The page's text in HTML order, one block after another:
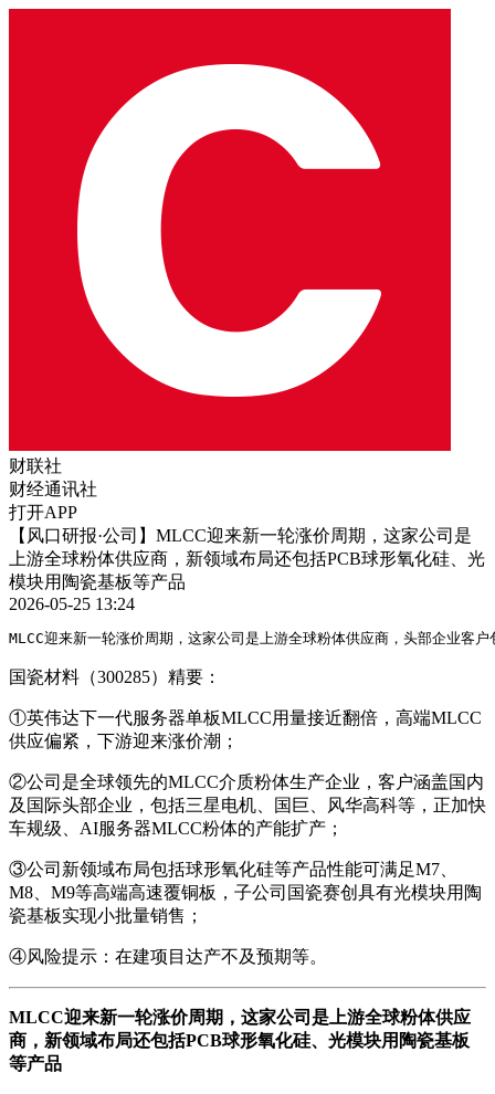
财联社
财经通讯社
打开APP
【风口研报·公司】MLCC迎来新一轮涨价周期，这家公司是
上游全球粉体供应商，新领域布局还包括PCB球形氧化硅、光
模块用陶瓷基板等产品
2026-05-25 13:24
MLCC迎来新一轮涨价周期，这家公司是上游全球粉体供应商，头部企业客
国瓷材料（300285）精要：
①英伟达下一代服务器单板MLCC用量接近翻倍，高端MLCC
供应偏紧，下游迎来涨价潮；
②公司是全球领先的MLCC介质粉体生产企业，客户涵盖国内
及国际头部企业，包括三星电机、国巨、风华高科等，正加快
车规级、AI服务器MLCC粉体的产能扩产；
③公司新领域布局包括球形氧化硅等产品性能可满足M7、
M8、M9等高端高速覆铜板，子公司国瓷赛创具有光模块用陶
瓷基板实现小批量销售；
④风险提示：在建项目达产不及预期等。
MLCC迎来新一轮涨价周期，这家公司是上游全球粉体供应
商，新领域布局还包括PCB球形氧化硅、光模块用陶瓷基板
等产品